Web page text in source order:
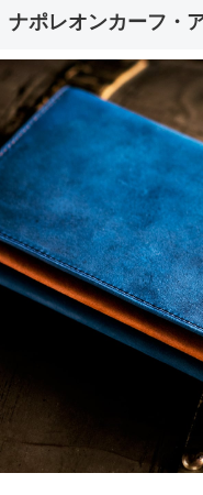
ナポレオンカーフ・